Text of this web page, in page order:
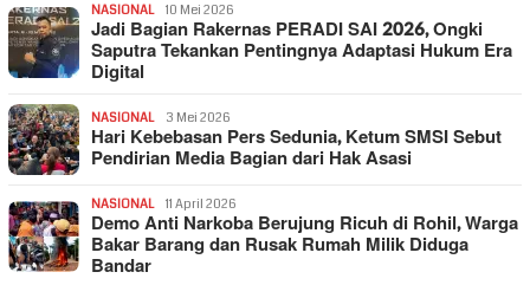
NASIONAL 10 Mei 2026
Jadi Bagian Rakernas PERADI SAI 2026, Ongki
Saputra Tekankan Pentingnya Adaptasi Hukum Era
Digital
NASIONAL 3 Mei 2026
Hari Kebebasan Pers Sedunia, Ketum SMSI Sebut
Pendirian Media Bagian dari Hak Asasi
NASIONAL 11 April 2026
Demo Anti Narkoba Berujung Ricuh di Rohil, Warga
Bakar Barang dan Rusak Rumah Milik Diduga
Bandar